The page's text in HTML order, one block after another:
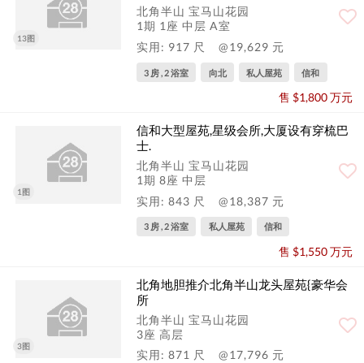
13图
北角半山 宝马山花园
1期 1座 中层 A室
实用: 917 尺
@19,629 元
3 房 , 2 浴室 向北 私人屋苑 信和
售 $1,800 万元
1图
信和大型屋苑,星级会所,大厦设有穿梳巴
士.
北角半山 宝马山花园
1期 8座 中层
实用: 843 尺
@18,387 元
3 房 , 2 浴室 私人屋苑 信和
售 $1,550 万元
3图
北角地胆推介北角半山龙头屋苑{豪华会
所
北角半山 宝马山花园
3座 高层
实用: 871 尺
@17,796 元